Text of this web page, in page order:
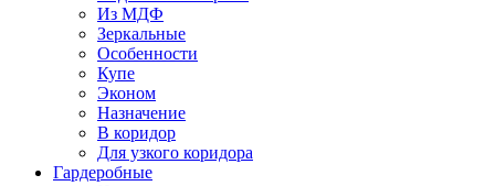
Из МДФ
Зеркальные
Особенности
Купе
Эконом
Назначение
В коридор
Для узкого коридора
Гардеробные